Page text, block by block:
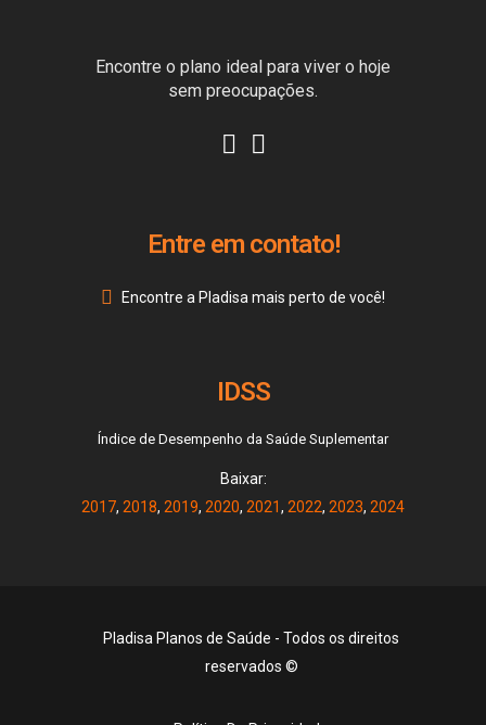
Encontre o plano ideal para viver o hoje
sem preocupações.
Entre em contato!
Encontre a Pladisa mais perto de você!
IDSS
Índice de Desempenho da Saúde Suplementar
Baixar:
2017, 2018, 2019, 2020, 2021, 2022, 2023, 2024
Pladisa Planos de Saúde - Todos os direitos
reservados ©